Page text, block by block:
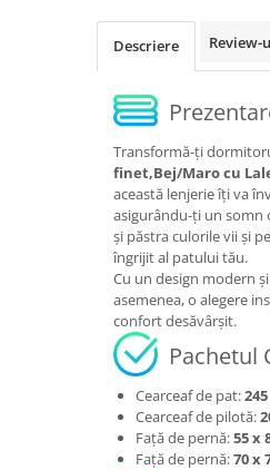
Descriere Review-
Transformă-ți
finet,Bej/Maro cu
această lenjerie îți va
asigurându-ți un somn
și păstra culorile vii și
îngrijit al patului tău.
Cu un design modern
asemenea, o alegere
confort desăvârșit.
Pachetul
Cearceaf de pat:
Cearceaf de pilotă:
Față de pernă:55 x
Față de pernă:70 x